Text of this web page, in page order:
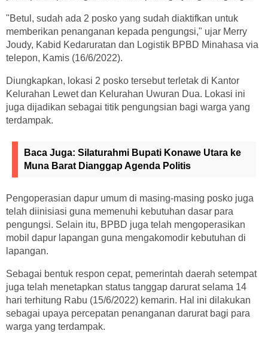
"Betul, sudah ada 2 posko yang sudah diaktifkan untuk
memberikan penanganan kepada pengungsi," ujar Merry
Joudy, Kabid Kedaruratan dan Logistik BPBD Minahasa via
telepon, Kamis (16/6/2022).
Diungkapkan, lokasi 2 posko tersebut terletak di Kantor
Kelurahan Lewet dan Kelurahan Uwuran Dua. Lokasi ini
juga dijadikan sebagai titik pengungsian bagi warga yang
terdampak.
Baca Juga: Silaturahmi Bupati Konawe Utara ke
Muna Barat Dianggap Agenda Politis
Pengoperasian dapur umum di masing-masing posko juga
telah diinisiasi guna memenuhi kebutuhan dasar para
pengungsi. Selain itu, BPBD juga telah mengoperasikan
mobil dapur lapangan guna mengakomodir kebutuhan di
lapangan.
Sebagai bentuk respon cepat, pemerintah daerah setempat
juga telah menetapkan status tanggap darurat selama 14
hari terhitung Rabu (15/6/2022) kemarin. Hal ini dilakukan
sebagai upaya percepatan penanganan darurat bagi para
warga yang terdampak.